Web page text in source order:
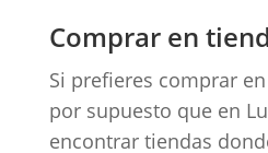
Comprar en
Si prefieres comprar
por supuesto que en
encontrar tiendas